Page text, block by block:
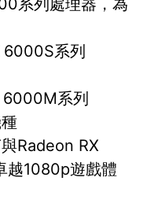
系列處理器，為
6000S系列
6000M系列
Radeon RX
越1080p遊戲體